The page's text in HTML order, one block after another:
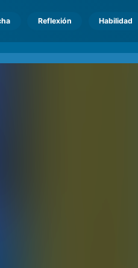
Reflexión Habilidad